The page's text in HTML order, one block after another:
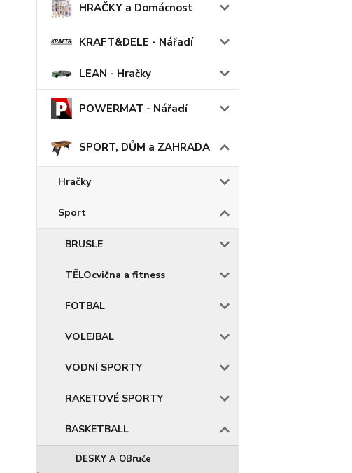
HRAČKY a Domácnost
KRAFT&DELE - Nářadí
LEAN - Hračky
POWERMAT - Nářadí
SPORT, DŮM a ZAHRADA
Hračky
Sport
BRUSLE
TĚLOcvična a fitness
FOTBAL
VOLEJBAL
VODNÍ SPORTY
RAKETOVÉ SPORTY
BASKETBALL
DESKY A OBruče